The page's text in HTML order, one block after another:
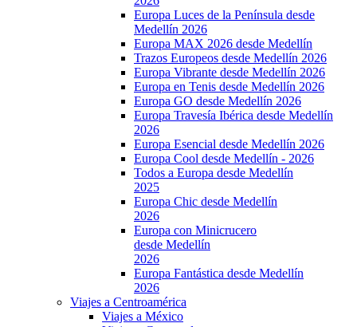
Europa Luces de la Península desde
Medellín 2026
Europa MAX 2026 desde Medellín
Trazos Europeos desde Medellín 2026
Europa Vibrante desde Medellín 2026
Europa en Tenis desde Medellín 2026
Europa GO desde Medellín 2026
Europa Travesía Ibérica desde Medellín
2026
Europa Esencial desde Medellín 2026
Europa Cool desde Medellín - 2026
Todos a Europa desde Medellín
2025
Europa Chic desde Medellín
2026
Europa con Minicrucero
desde Medellín
2026
Europa Fantástica desde Medellín
2026
Viajes a Centroamérica
Viajes a México